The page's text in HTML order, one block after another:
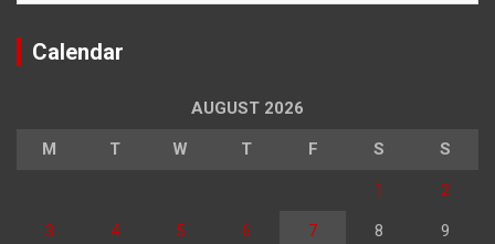
Calendar
AUGUST 2026
M T W T F S S
1 2
3 4 5 6 7 8 9